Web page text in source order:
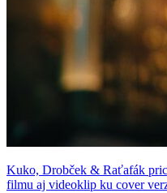
Kuko, Drobček & Raťafák
filmu aj videoklip ku cover